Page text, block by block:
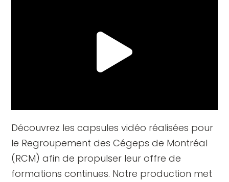
Découvrez les capsules vidéo réalisées pour
le Regroupement des Cégeps de Montréal
(RCM) afin de propulser leur offre de
formations continues. Notre production met